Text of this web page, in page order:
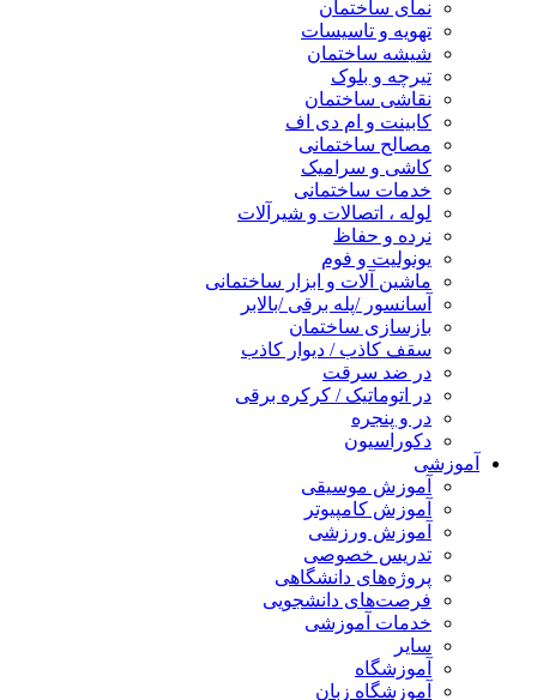
نمای ساختمان
تهویه و تاسیسات
شیشه ساختمان
تیرچه و بلوک
نقاشی ساختمان
کابینت و ام دی اف
مصالح ساختمانی
کاشی و سرامیک
خدمات ساختمانی
لوله ، اتصالات و شیرآلات
نرده و حفاظ
یونولیت و فوم
ماشین آلات و ابزار ساختمانی
آسانسور /پله برقی /بالابر
بازسازی ساختمان
سقف کاذب / دیوار کاذب
در ضد سرقت
در اتوماتیک / کرکره برقی
در و پنجره
دکوراسیون
آموزشی
آموزش موسیقی
آموزش کامپیوتر
آموزش ورزشی
تدریس خصوصی
پروژه‌های دانشگاهی
فرصت‌های دانشجویی
خدمات آموزشی
سایر
آموزشگاه
آموزشگاه زبان